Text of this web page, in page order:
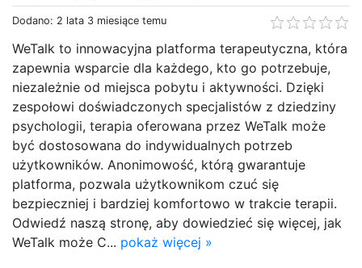
Dodano: 2 lata 3 miesiące temu
WeTalk to innowacyjna platforma terapeutyczna, która
zapewnia wsparcie dla każdego, kto go potrzebuje,
niezależnie od miejsca pobytu i aktywności. Dzięki
zespołowi doświadczonych specjalistów z dziedziny
psychologii, terapia oferowana przez WeTalk może
być dostosowana do indywidualnych potrzeb
użytkowników. Anonimowość, którą gwarantuje
platforma, pozwala użytkownikom czuć się
bezpieczniej i bardziej komfortowo w trakcie terapii.
Odwiedź naszą stronę, aby dowiedzieć się więcej, jak
WeTalk może C... pokaż więcej »